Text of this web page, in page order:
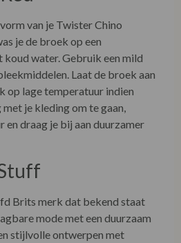
Laat de broek aan
op lage temperatuur indien
je kleding om te gaan,
en draag je bij aan duurzamer
Brits merk dat bekend staat
mode met een duurzaam
en ethische
aandacht voor detail en een
materialen creëert White